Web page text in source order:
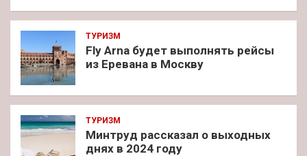
ТУРИЗМ
Fly Arna будет выполнять рейсы
из Еревана в Москву
ТУРИЗМ
Минтруд рассказал о выходных
днях в 2024 году